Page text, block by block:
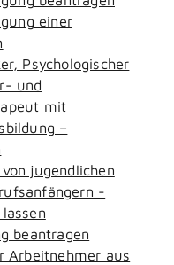
einer
Psychologischer
und
mit
–
jugendlichen
-
beantragen
Arbeitnehmer aus